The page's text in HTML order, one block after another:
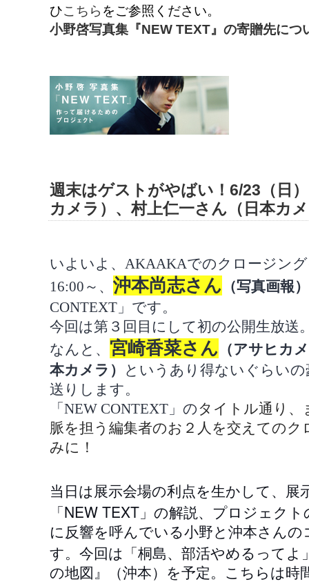
ひこちら をご参照ください。
小野啓写真集『NEW TEXT』の寄贈先につ
週末はゲストがやばい！6/23（日
カメラ）、村上仁一さん（日本カ
いよいよ、 AKAAKAでのクロージン
16:00 ～、 沖本尚志さん （写真画報）
CONTEXT 」です。
今回は第３回目にして初の公開生放送
なんと、 宮崎香菜さん （アサヒカ
本カメラ）
というあり得ないぐらい
送りします。
「 NEW CONTEXT 」のタイトル通り
脈を担う編集者のお２人を交えての
みに！
当日は展示会場の利点を生かして、展
「 NEW TEXT 」の解説、プロジェク
に反響を呼んでいる小野と沖本さん
す。今回は「桐島、部活やめるってよ
の地図』（沖本）を予定。こちらは時